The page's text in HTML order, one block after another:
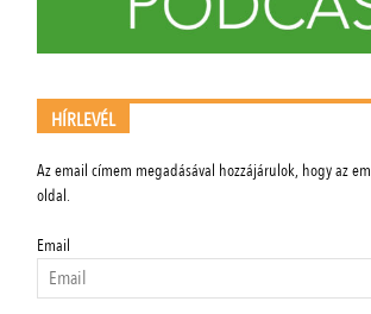
HÍRLEVÉL
Az email címem megadásával hozzájárulok, hogy az
oldal.
Email